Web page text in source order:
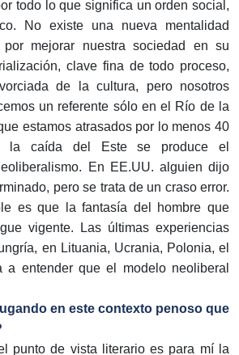
todo lo que significa un orden social,
No existe una nueva mentalidad
mejorar nuestra sociedad en su
clave fina de todo proceso,
de la cultura, pero nosotros
un referente sólo en el Río de la
estamos atrasados por lo menos 40
la caída del Este se produce el
En EE.UU. alguien dijo
pero se trata de un craso error.
es que la fantasía del hombre que
vigente. Las últimas experiencias
en Lituania, Ucrania, Polonia, el
a entender que el modelo neoliberal
en este contexto penoso que
punto de vista literario es para mí la